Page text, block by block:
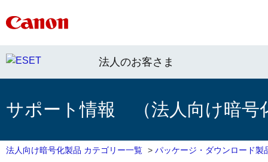
法人のお客さま
サポート情報 （法人向け暗号
法人向け暗号化製品 カテゴリー一覧 > パッケージ・ダウンロード製